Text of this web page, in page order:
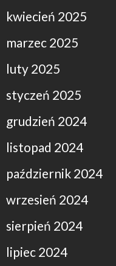
kwiecień 2025
marzec 2025
luty 2025
styczeń 2025
grudzień 2024
listopad 2024
październik 2024
wrzesień 2024
sierpień 2024
lipiec 2024